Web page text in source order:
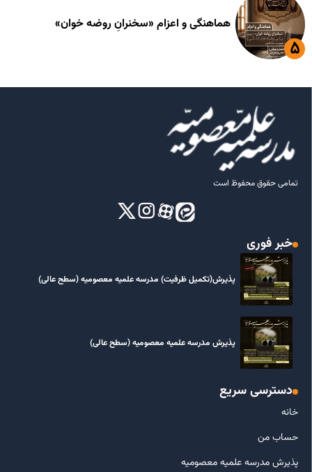
هماهنگی و اعزام «سخنرانِ روضه خوان»
تمامی حقوق محفوظ است
خبر فوری
پذیرش(تکمیل ظرفیت) مدرسه علمیه معصومیه‌ (سطح عالی)
پذیرش مدرسه علمیه معصومیه‌ (سطح عالی)
دسترسی سریع
خانه
حساب من
پذیرش مدرسه علمیه معصومیه